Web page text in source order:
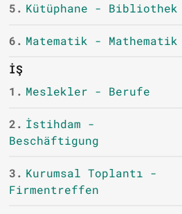
5. Kütüphane - Bibliothek
6. Matematik - Mathematik
İŞ
1. Meslekler - Berufe
2. İstihdam -
Beschäftigung
3. Kurumsal Toplantı -
Firmentreffen